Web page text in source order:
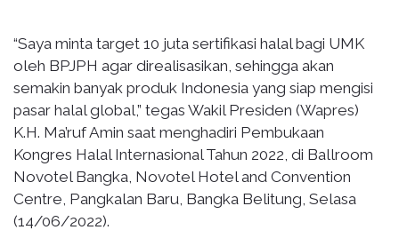
“Saya minta target 10 juta sertifikasi halal bagi UMK
oleh BPJPH agar direalisasikan, sehingga akan
semakin banyak produk Indonesia yang siap mengisi
pasar halal global,” tegas Wakil Presiden (Wapres)
K.H. Ma’ruf Amin saat menghadiri Pembukaan
Kongres Halal Internasional Tahun 2022, di Ballroom
Novotel Bangka, Novotel Hotel and Convention
Centre, Pangkalan Baru, Bangka Belitung, Selasa
(14/06/2022).